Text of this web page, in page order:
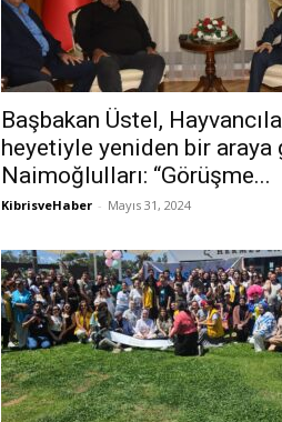
Başbakan Üstel,
heyetiyle yeniden bir araya
Naimoğlulları: “Görüşme...
KibrisveHaber - Mayıs 31, 2024